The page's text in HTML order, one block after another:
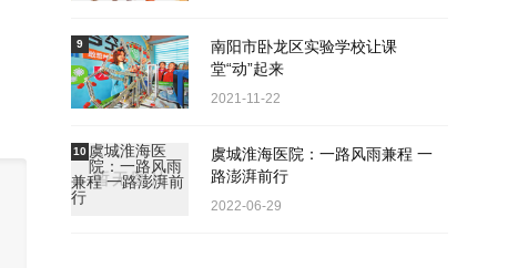
南阳市卧龙区实验学校让课
堂“动”起来
2021-11-22
9
虞城淮海医院：一路风雨兼程 一
路澎湃前行
2022-06-29
10